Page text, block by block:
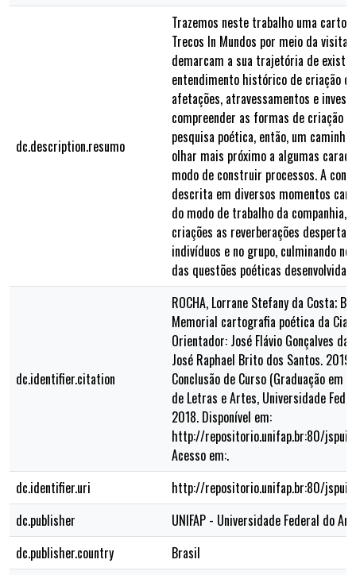
dc.description.resumo
Trazemos neste trabalho uma
Trecos In Mundos por meio da
demarcam a sua trajetória de
entendimento histórico de criação
afetações, atravessamentos e
compreender as formas de criação
pesquisa poética, então, um
olhar mais próximo a algumas
modo de construir processos. A
descrita em diversos momentos
do modo de trabalho da companhia,
criações as reverberações
indivíduos e no grupo, culminando
das questões poéticas desenvolvidas
dc.identifier.citation
ROCHA, Lorrane Stefany da Costa;
Memorial cartografia poética da Cia.
Orientador: José Flávio Gonçalves da
José Raphael Brito dos Santos.
Conclusão de Curso (Graduação em
de Letras e Artes, Universidade
2018. Disponível em:
http://repositorio.unifap.br:80/
Acesso em:.
dc.identifier.uri
http://repositorio.unifap.br:80/
dc.publisher
UNIFAP - Universidade Federal do
dc.publisher.country
Brasil